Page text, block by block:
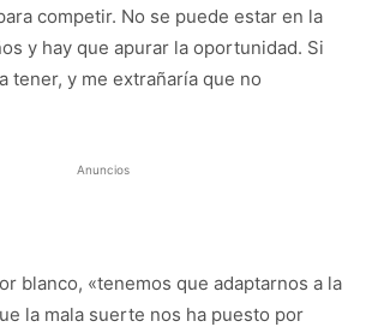
competir. No se puede estar en la
y hay que apurar la oportunidad. Si
tener, y me extrañaría que no
Anuncios
blanco, «tenemos que adaptarnos a la
la mala suerte nos ha puesto por